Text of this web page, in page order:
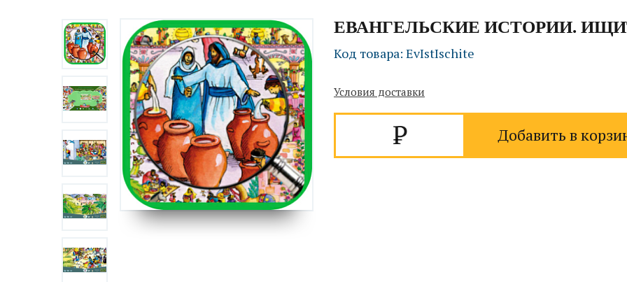
ЕВАНГЕЛЬСКИЕ ИСТОРИИ.
Код товара: EvIstIschite
Условия доставки
Добавить в